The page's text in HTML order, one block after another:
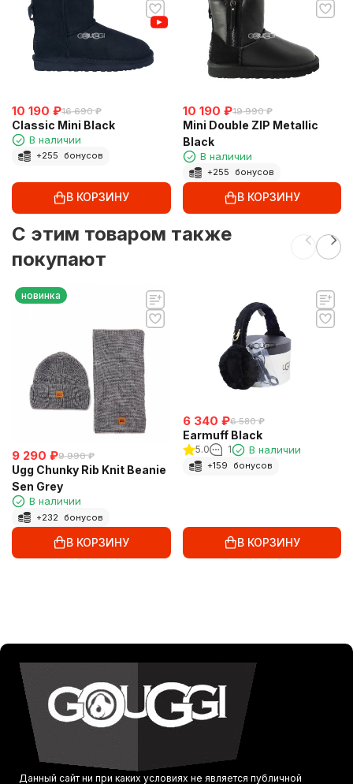
10 190 ₽16 690 ₽
Classic Mini Black
В наличии
+255 бонусов
В КОРЗИНУ
10 190 ₽19 990 ₽
Mini Double ZIP Metallic
Black
В наличии
+255 бонусов
В КОРЗИНУ
C этим товаром также
покупают
новинка
9 290 ₽9 990 ₽
Ugg Chunky Rib Knit Beanie
Sen Grey
В наличии
+232 бонусов
В КОРЗИНУ
6 340 ₽6 580 ₽
Earmuff Black
5.0 1 В наличии
+159 бонусов
В КОРЗИНУ
Данный сайт ни при каких условиях не является публичной